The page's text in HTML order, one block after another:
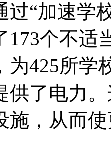
过“加速学
173个不适
为425所学
供了电力
施，从而